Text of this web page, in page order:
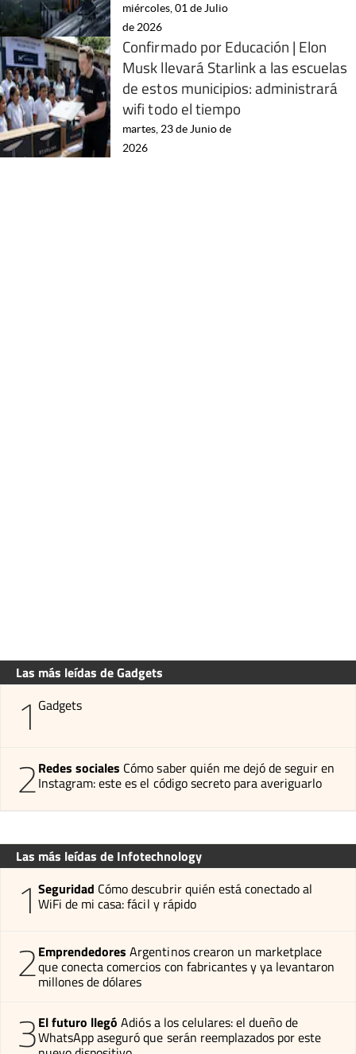
miércoles, 01 de Julio
de 2026
Confirmado por Educación | Elon
Musk llevará Starlink a las escuelas
de estos municipios: administrará
wifi todo el tiempo
martes, 23 de Junio de
2026
Las más leídas de Gadgets
1 Gadgets
2Redes sociales Cómo saber quién me dejó de seguir en
Instagram: este es el código secreto para averiguarlo
Las más leídas de Infotechnology
1 Seguridad Cómo descubrir quién está conectado al
WiFi de mi casa: fácil y rápido
2Emprendedores Argentinos crearon un marketplace
que conecta comercios con fabricantes y ya levantaron
millones de dólares
3El futuro llegó Adiós a los celulares: el dueño de
WhatsApp aseguró que serán reemplazados por este